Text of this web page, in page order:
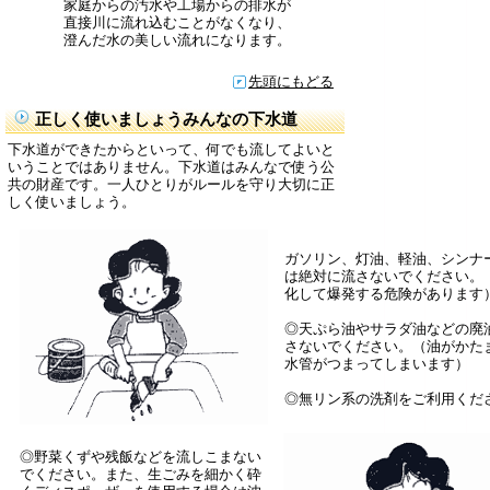
家庭からの汚水や工場からの排水が
直接川に流れ込むことがなくなり、
澄んだ水の美しい流れになります。
先頭にもどる
正しく使いましょうみんなの下水道
下水道ができたからといって、何でも流してよいと
いうことではありません。下水道はみんなで使う公
共の財産です。一人ひとりがルールを守り大切に正
しく使いましょう。
ガソリン、灯油、軽油、シンナ
は絶対に流さないでください。
化して爆発する危険があります
◎天ぷら油やサラダ油などの廃
さないでください。（油がかた
水管がつまってしまいます）
◎無リン系の洗剤をご利用くだ
◎野菜くずや残飯などを流しこまない
でください。また、生ごみを細かく砕